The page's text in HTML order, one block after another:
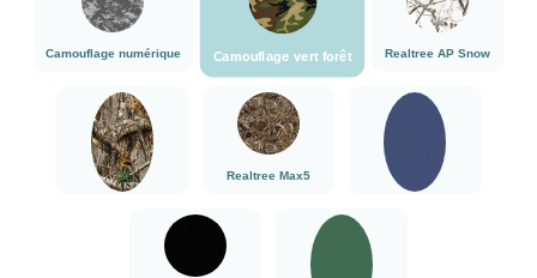
Camouflage numérique Camouflage vert forêt Realtree AP Snow
###Realtree Edge###LensCoat
Realtree Max5
###Realtree Max5###LensCoatBleu marine
vert